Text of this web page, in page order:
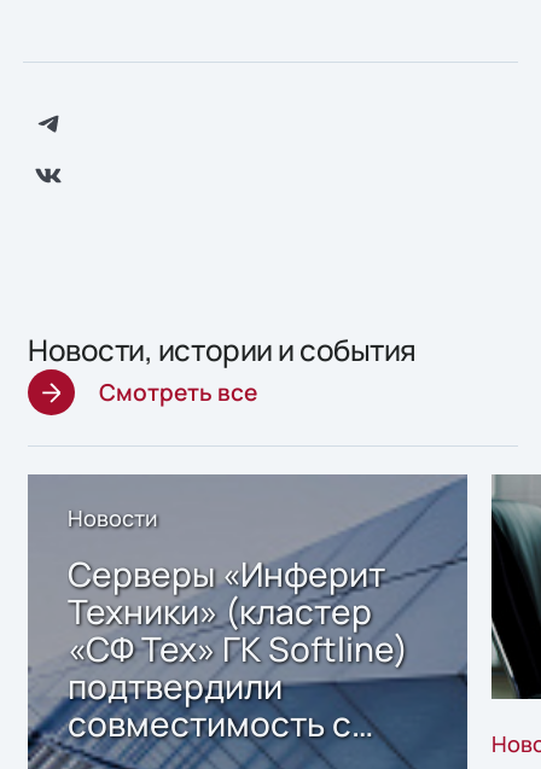
Новости, истории и события
Смотреть все
Новости
Серверы «Инферит
Техники» (кластер
«СФ Тех» ГК Softline)
подтвердили
совместимость с